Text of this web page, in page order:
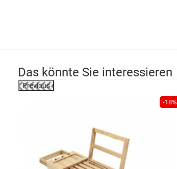
Das könnte Sie interessieren
Previous
-18%